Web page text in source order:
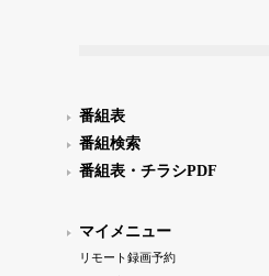
番組表
番組検索
番組表・チラシPDF
マイメニュー
リモート録画予約